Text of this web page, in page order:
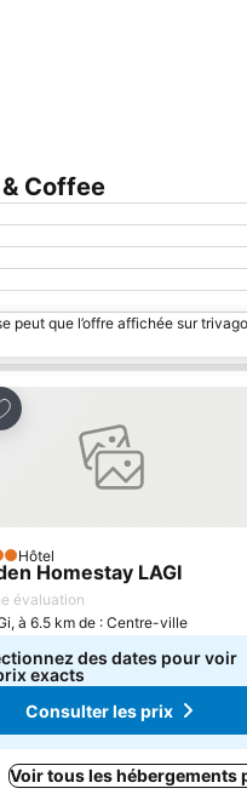
Coffee
peut que l’offre affichée sur
à mes favoris
Hôtel
Homestay LAGI
évaluation
à 6.5 km de : Centre-ville
des dates pour voir
exacts
Consulter les prix
Voir tous les hébergements